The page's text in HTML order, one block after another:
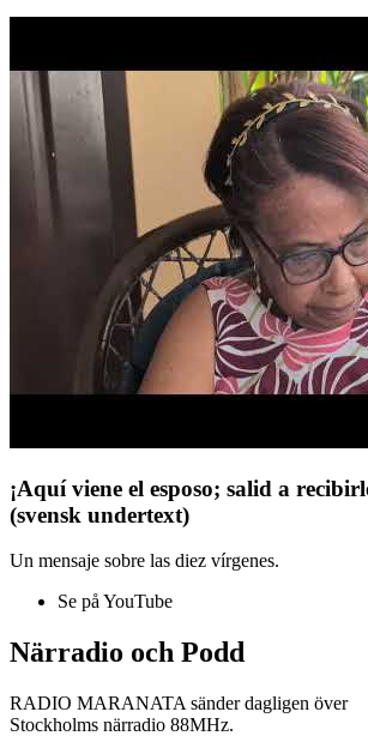
¡Aquí viene el esposo; salid a
(svensk undertext)
Un mensaje sobre las diez vírgenes.
Se på YouTube
Närradio och Podd
RADIO MARANATA sänder dagligen över
Stockholms närradio 88MHz.